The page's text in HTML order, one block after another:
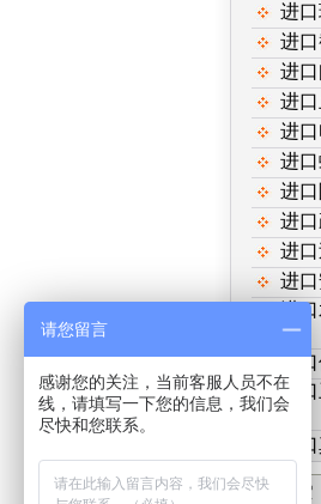
进
进
进
进
进
进
进
进
进
进
进
阀
进
进
门
进
产品搜索
请您留言
感谢您的关注，当前客服人员不在
线，请填写一下您的信息，我们会
尽快和您联系。